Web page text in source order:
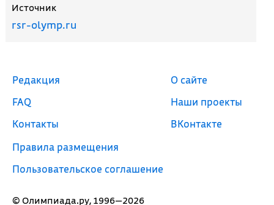
Источник
rsr-olymp.ru
© Олимпиада.ру, 1996—2026
Редакция
FAQ
Контакты
Правила размещения
Пользовательское соглашение
О сайте
Наши проекты
ВКонтакте